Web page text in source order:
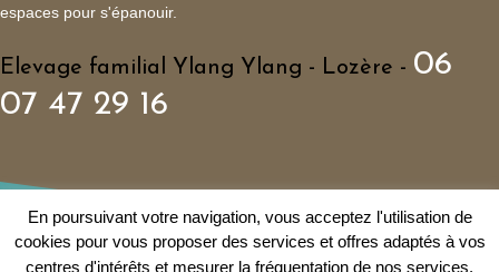
espaces pour s'épanouir.
Elevage familial Ylang Ylang - Lozère - 06
07 47 29 16
© 1999 - Elevage familial de Bichon Havanais Ylang Ylang
En poursuivant votre navigation, vous acceptez l'utilisation de
cookies pour vous proposer des services et offres adaptés à vos
centres d'intérêts et mesurer la fréquentation de nos services.